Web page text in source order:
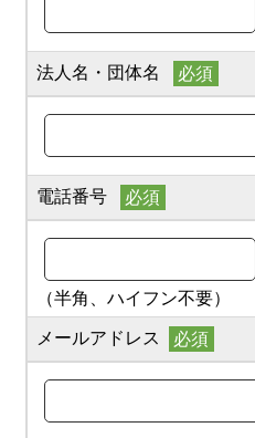
法人名・団体名
電話番号
（半角、ハイフン不要）
メールアドレス